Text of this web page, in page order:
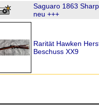
Saguaro 1863
neu +++
Rarität Hawken
Beschuss XX9